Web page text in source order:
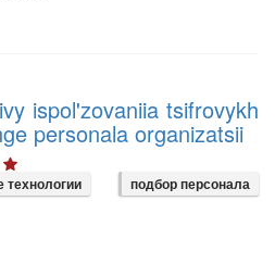
ispol'zovaniia tsifrovykh
personala organizatsii
подбор персонала